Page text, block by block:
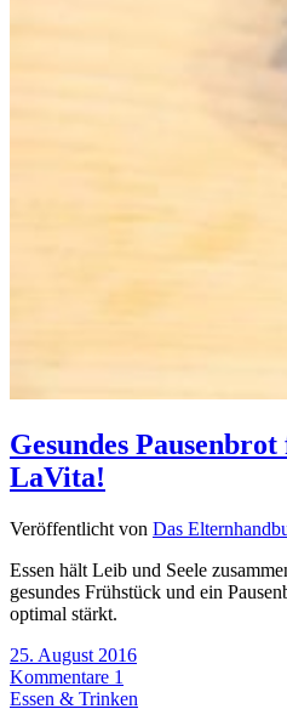
Gesundes
LaVita!
Veröffentlicht von Das
Essen hält Leib und Seele
gesundes Frühstück und ein
optimal stärkt.
25. August 2016
Kommentare 1
Essen & Trinken